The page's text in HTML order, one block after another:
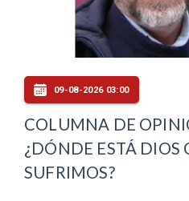
09-08-2026 03:00
COLUMNA DE
¿DÓNDE ESTÁ DIOS
SUFRIMOS?